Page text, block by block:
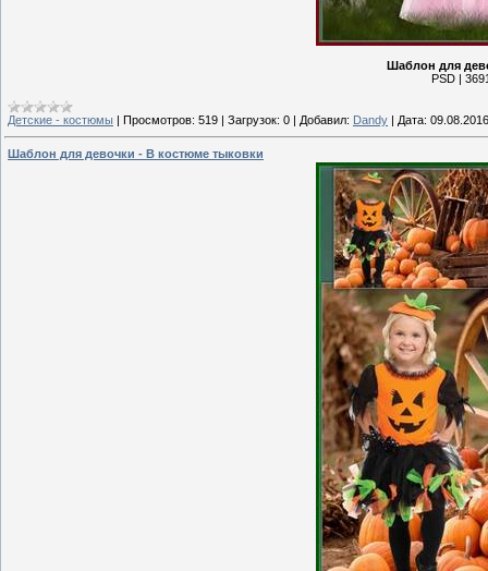
Шаблон для
PSD |
Детские - костюмы | Просмотров: 519 | Загрузок: 0 | Добавил: Dandy | Дата: 09.08.2016
Шаблон для девочки - В костюме тыковки